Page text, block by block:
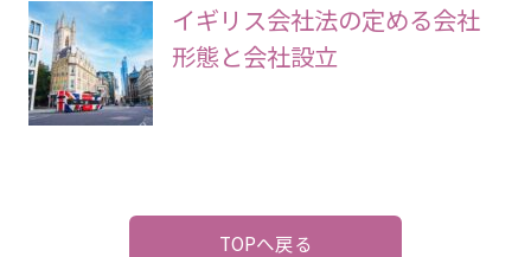
イギリス会社法の定める会社
形態と会社設立
TOPへ戻る